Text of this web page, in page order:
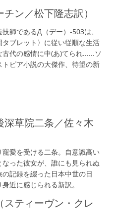
チン／松下隆志訳）
師であるД（デー）-503は、
タブレット〉に従い従順な生活
代の感情に中(あ)てられ......ソ
ピア小説の大傑作、待望の新
深草院二条／佐々木
愛を受ける二条。自意識高い
った彼女が、誰にも見られぬ
記録を綴った日本中世の日
近に感じられる新訳。
スティーヴン・クレ